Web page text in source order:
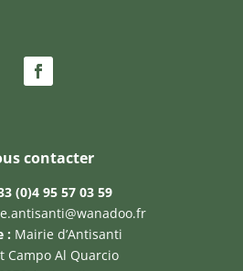
contacter
(0)4 95 57 03 59
: Mairie d’Antisanti
Campo Al Quarcio